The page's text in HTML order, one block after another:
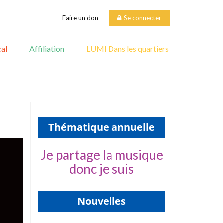
Faire un don Se connecter
Affiliation LUMI Dans les quartiers
Thématique annuelle
Je partage la musique
donc je suis
Nouvelles